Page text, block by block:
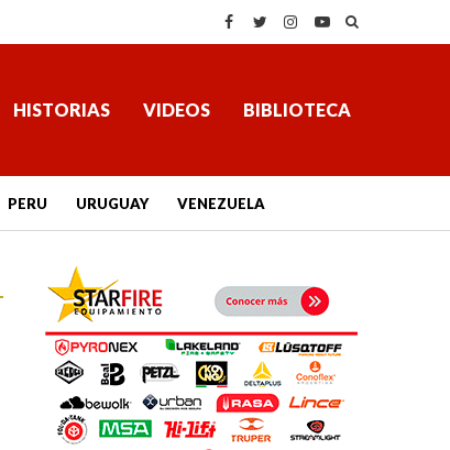
HISTORIAS VIDEOS BIBLIOTECA
PERU URUGUAY VENEZUELA